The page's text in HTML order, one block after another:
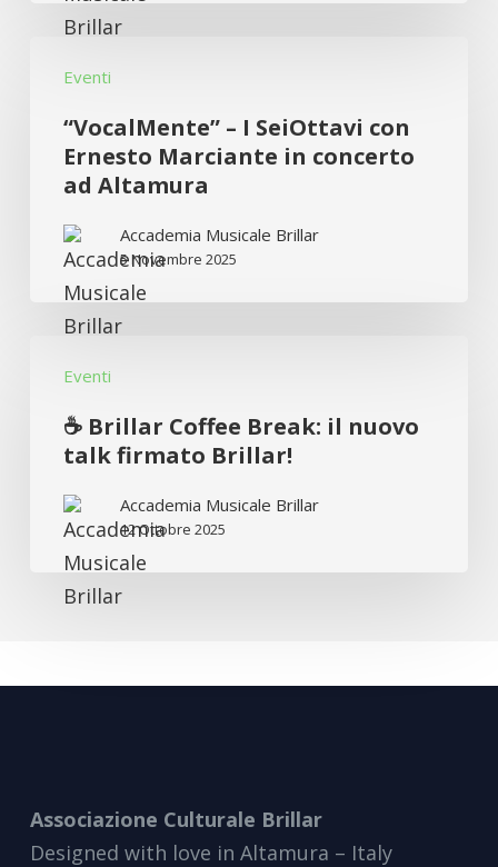
passione
tuttiEventi
SeiOttavi
Ernesto
Marciante
concerto
Altamura
“VocalMente” – I SeiOttavi con
Ernesto Marciante in concerto
ad Altamura
Accademia Musicale Brillar
5 Novembre 2025
Eventi
Brillar
Coffee
Break:
nuovo
firmato
☕ Brillar Coffee Break: il nuovo
talk firmato Brillar!
Accademia Musicale Brillar
12 Ottobre 2025
Associazione Culturale Brillar
Designed with love in Altamura – Italy